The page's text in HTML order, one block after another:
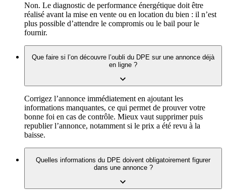
Non. Le diagnostic de performance énergétique doit être
réalisé avant la mise en vente ou en location du bien : il n’est
plus possible d’attendre le compromis ou le bail pour le
fournir.
Que faire si l’on découvre l’oubli du DPE sur une annonce déjà
en ligne ?
Corrigez l’annonce immédiatement en ajoutant les
informations manquantes, ce qui permet de prouver votre
bonne foi en cas de contrôle. Mieux vaut supprimer puis
republier l’annonce, notamment si le prix a été revu à la
baisse.
Quelles informations du DPE doivent obligatoirement figurer
dans une annonce ?